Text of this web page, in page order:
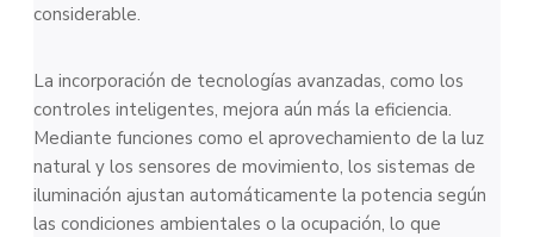
considerable.
La incorporación de tecnologías avanzadas, como los
controles inteligentes, mejora aún más la eficiencia.
Mediante funciones como el aprovechamiento de la luz
natural y los sensores de movimiento, los sistemas de
iluminación ajustan automáticamente la potencia según
las condiciones ambientales o la ocupación, lo que